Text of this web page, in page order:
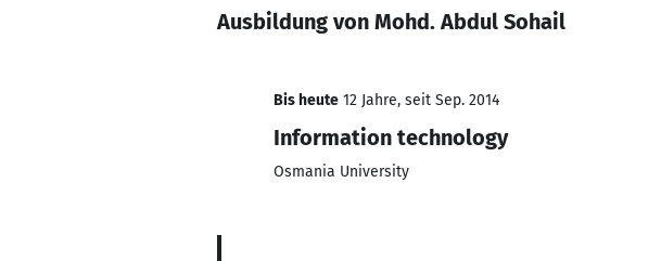
Ausbildung von Mohd. Abdul Sohail
Bis heute 12 Jahre, seit Sep. 2014
Information technology
Osmania University